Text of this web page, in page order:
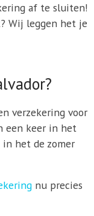
af te sluiten!
Wij leggen het je
verzekering voor
een keer in het
het de zomer
nu precies